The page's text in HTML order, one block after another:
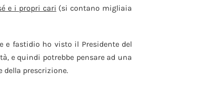
e i propri cari (si contano migliaia
e fastidio ho visto il Presidente del
e quindi potrebbe pensare ad una
prescrizione.